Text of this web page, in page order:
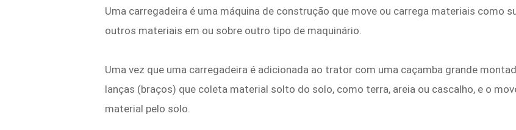
Uma carregadeira é uma máquina de construção que move ou carrega materiais como
outros materiais em ou sobre outro tipo de maquinário.
Uma vez que uma carregadeira é adicionada ao trator com uma caçamba grande
lanças (braços) que coleta material solto do solo, como terra, areia ou cascalho, e o
material pelo solo.